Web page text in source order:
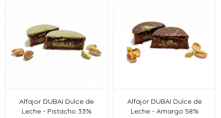
Alfajor DUBAI Dulce de
Leche - Pistacho 33%
Alfajor DUBAI Dulce de
Leche - Amargo 58%